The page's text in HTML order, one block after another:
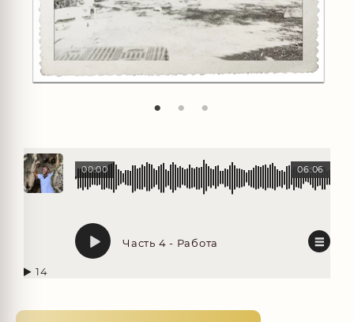
06:06
00:00
Часть 4 - Работа
14